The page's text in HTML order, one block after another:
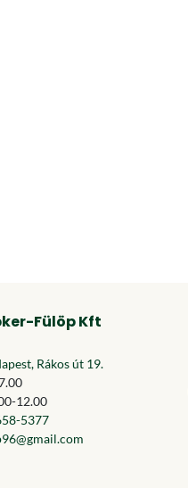
Fülöp Kft
Rákos út 19.
12.00
5377